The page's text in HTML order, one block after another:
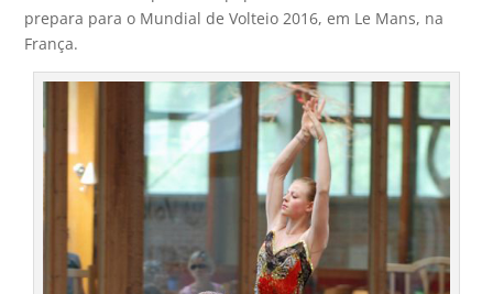
prepara para o Mundial de Volteio 2016, em Le Mans, na
França.